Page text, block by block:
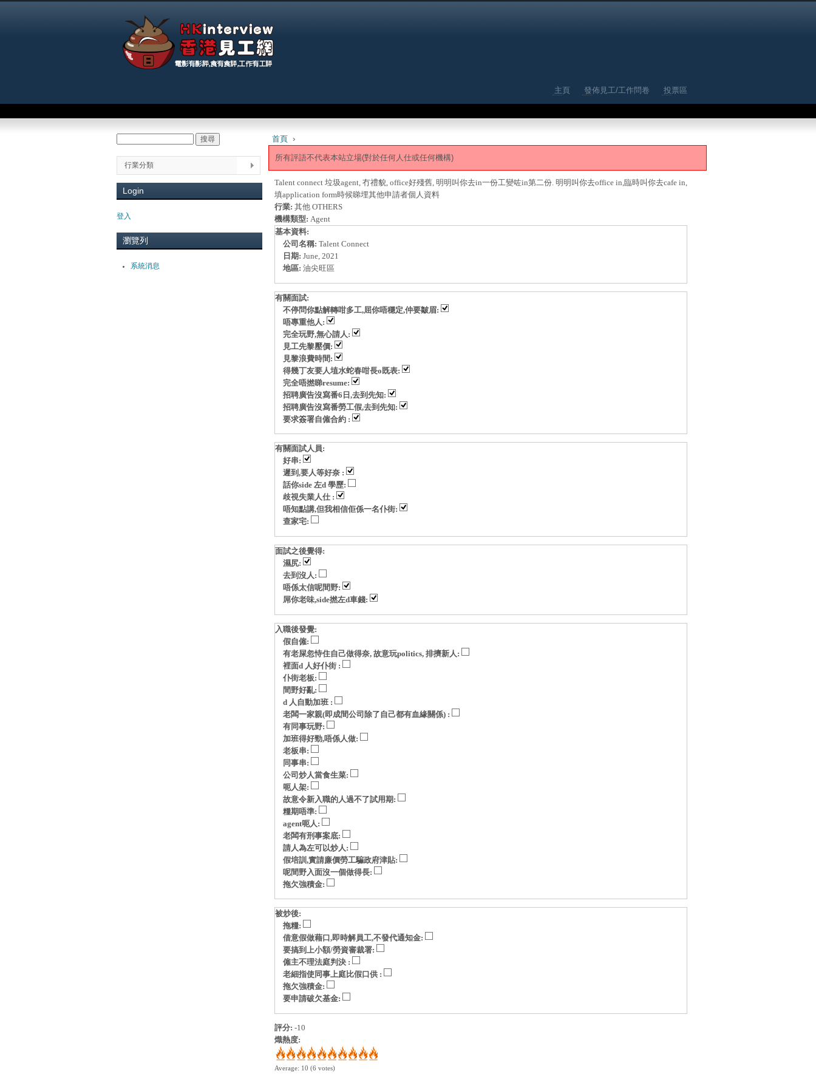
主頁 發佈見工/工作問卷 投票區
首頁›
所有評語不代表本站立場(對於任何人仕或任何機構)
Talent connect 垃圾agent, 冇禮貌, office好殘舊, 明明叫你去in一份工變咗in第二份. 明明叫你去office in,臨時叫你去cafe in,
填application form時候睇埋其他申請者個人資料
行業: 其他 OTHERS
機構類型: Agent
基本資料:
公司名稱: Talent Connect
日期: June, 2021
地區: 油尖旺區
有關面試:
不停問你點解轉咁多工,屈你唔穩定,仲要皺眉:
唔專重他人:
完全玩野,無心請人:
見工先黎壓價:
見黎浪費時間:
得幾丁友要人埴水蛇春咁長o既表:
完全唔撚睇resume:
招聘廣告沒寫番6日,去到先知:
招聘廣告沒寫番勞工假,去到先知:
要求簽署自僱合約 :
有關面試人員:
好串:
遲到,要人等好奈 :
話你side 左d 學歷:
歧視失業人仕 :
唔知點講,但我相信佢係一名仆街:
查家宅:
面試之後覺得:
濕尻:
去到沒人:
唔係太信呢間野:
屌你老味,side撚左d車錢:
入職後發覺:
假自僱:
有老屎忽恃住自己做得奈, 故意玩politics, 排擠新人:
裡面d 人好仆街 :
仆街老板:
間野好亂:
d 人自動加班 :
老闆一家親(即成間公司除了自己都有血緣關係) :
有同事玩野:
加班得好勁,唔係人做:
老板串:
同事串:
公司炒人當食生菜:
呃人架:
故意令新入職的人過不了試用期:
糧期唔準:
agent呃人:
老闆有刑事案底:
請人為左可以炒人:
假培訓,實請廉價勞工騙政府津貼:
呢間野入面沒一個做得長:
拖欠強積金:
被炒後:
拖糧:
借意假做藉口,即時解員工,不發代通知金:
要搞到上小額/勞資審裁署:
僱主不理法庭判決 :
老細指使同事上庭比假口供 :
拖欠強積金:
要申請破欠基金:
評分: -10
熾熱度:
Average: 10 (6 votes)
行業分類
Login
登入
瀏覽列
系統消息